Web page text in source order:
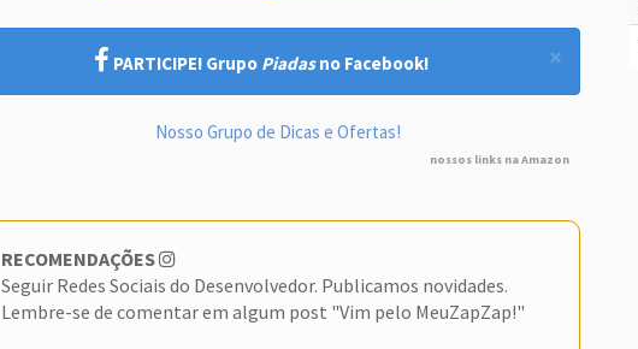
×
PARTICIPE! Grupo Piadasno Facebook!
Nosso Grupo de Dicas e Ofertas!
nossos links na Amazon
RECOMENDAÇÕES
Seguir Redes Sociais do Desenvolvedor. Publicamos novidades.
Lembre-se de comentar em algum post "Vim pelo MeuZapZap!"